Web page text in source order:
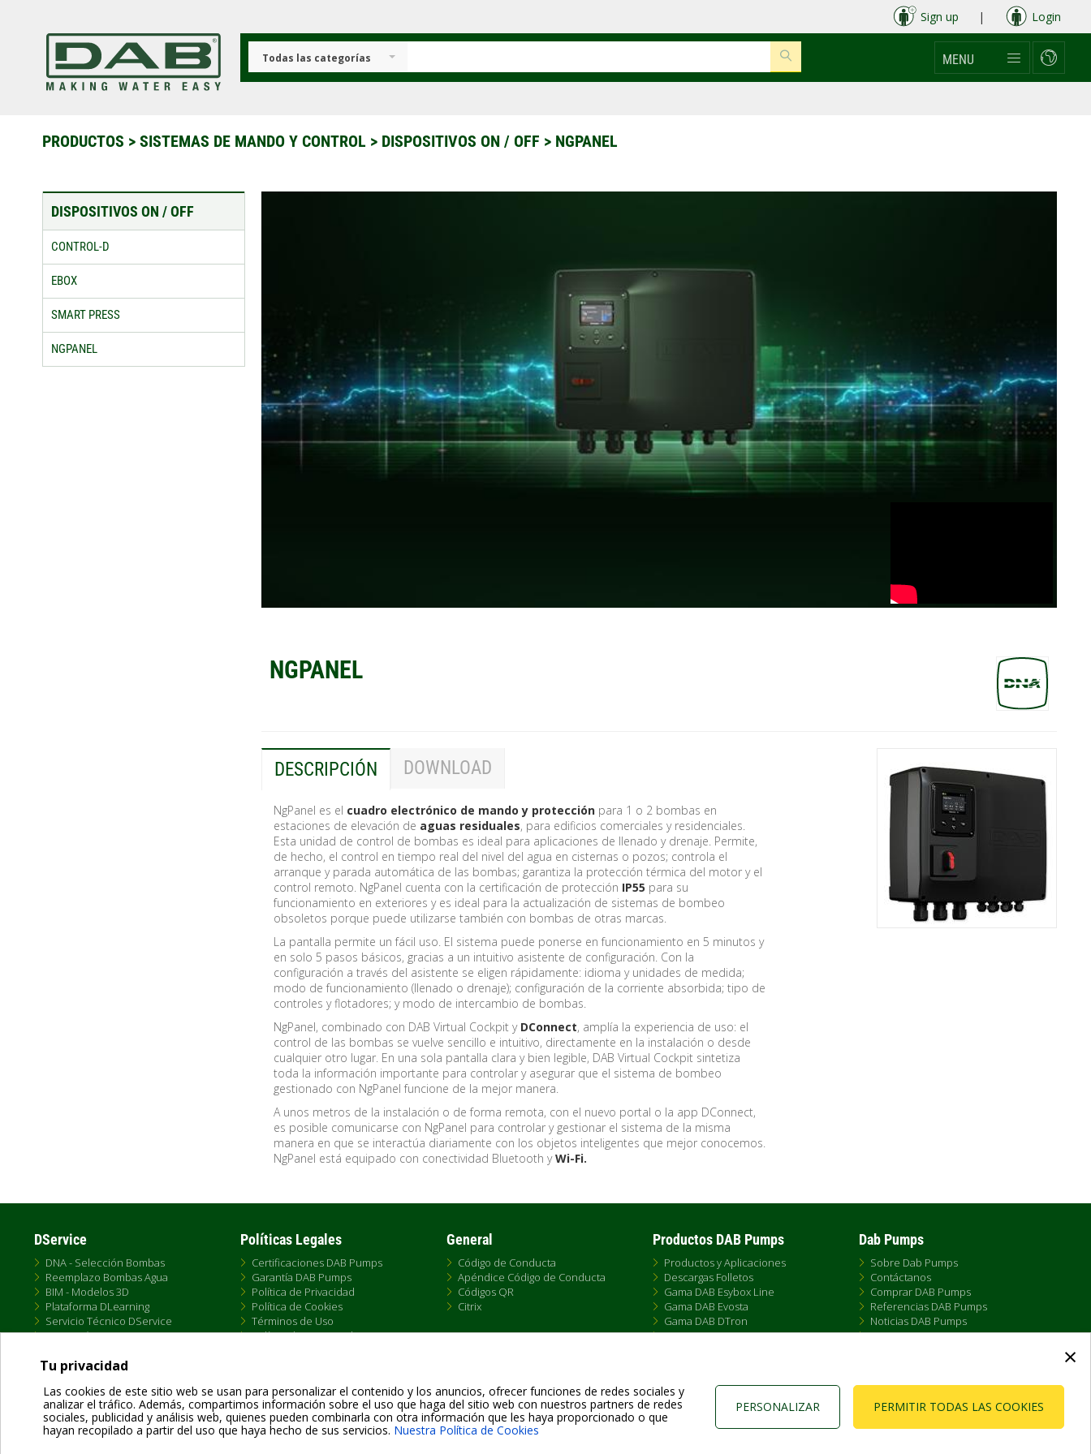
×
Tu privacidad
Las cookies de este sitio web se usan para personalizar el contenido y los anuncios, ofrecer funciones de redes sociales y
analizar el tráfico. Además, compartimos información sobre el uso que haga del sitio web con nuestros partners de redes
sociales, publicidad y análisis web, quienes pueden combinarla con otra información que les haya proporcionado o que
hayan recopilado a partir del uso que haya hecho de sus servicios. Nuestra Política de Cookies
PERMITIR TODAS LAS COOKIES
PERSONALIZAR
contenido
Sign up | Login
Todas las categorías MENU
PRODUCTOS > SISTEMAS DE MANDO Y CONTROL > DISPOSITIVOS ON / OFF > NGPANEL
DISPOSITIVOS ON / OFF
CONTROL-D
EBOX
SMART PRESS
NGPANEL
NGPANEL
DESCRIPCIÓN DOWNLOAD
NgPanel es el cuadro electrónico de mando y protección para 1 o 2 bombas en
estaciones de elevación de aguas residuales, para edificios comerciales y residenciales.
Esta unidad de control de bombas es ideal para aplicaciones de llenado y drenaje. Permite,
de hecho, el control en tiempo real del nivel del agua en cisternas o pozos; controla el
arranque y parada automática de las bombas; garantiza la protección térmica del motor y el
control remoto. NgPanel cuenta con la certificación de protección IP55 para su
funcionamiento en exteriores y es ideal para la actualización de sistemas de bombeo
obsoletos porque puede utilizarse también con bombas de otras marcas.
La pantalla permite un fácil uso. El sistema puede ponerse en funcionamiento en 5 minutos y
en solo 5 pasos básicos, gracias a un intuitivo asistente de configuración. Con la
configuración a través del asistente se eligen rápidamente: idioma y unidades de medida;
modo de funcionamiento (llenado o drenaje); configuración de la corriente absorbida; tipo de
controles y flotadores; y modo de intercambio de bombas.
NgPanel, combinado con DAB Virtual Cockpit y DConnect, amplía la experiencia de uso: el
control de las bombas se vuelve sencillo e intuitivo, directamente en la instalación o desde
cualquier otro lugar. En una sola pantalla clara y bien legible, DAB Virtual Cockpit sintetiza
toda la información importante para controlar y asegurar que el sistema de bombeo
gestionado con NgPanel funcione de la mejor manera.
A unos metros de la instalación o de forma remota, con el nuevo portal o la app DConnect,
es posible comunicarse con NgPanel para controlar y gestionar el sistema de la misma
manera en que se interactúa diariamente con los objetos inteligentes que mejor conocemos.
NgPanel está equipado con conectividad Bluetooth yWi-Fi.
DService
DNA - Selección Bombas
Reemplazo Bombas Agua
BIM - Modelos 3D
Plataforma DLearning
Servicio Técnico DService
Formación DTraining
Políticas Legales
Certificaciones DAB Pumps
Garantía DAB Pumps
Política de Privacidad
Política de Cookies
Términos de Uso
Política de Venta Online
General
Código de Conducta
Apéndice Código de Conducta
Códigos QR
Citrix
Productos DAB Pumps
Productos y Aplicaciones
Descargas Folletos
Gama DAB Esybox Line
Gama DAB Evosta
Gama DAB DTron
Gama DAB FX
Dab Pumps
Sobre Dab Pumps
Contáctanos
Comprar DAB Pumps
Referencias DAB Pumps
Noticias DAB Pumps
FAQs - Preguntas Frecuentes
Dab Pumps Spa © Via Marco Polo, 14 Mestrino Padova - Italy Tel. +39.049.5125000 Fax +39.049.5125950